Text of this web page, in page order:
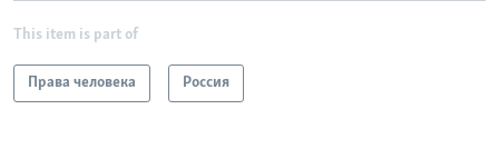
This item is part of
Права человека Россия